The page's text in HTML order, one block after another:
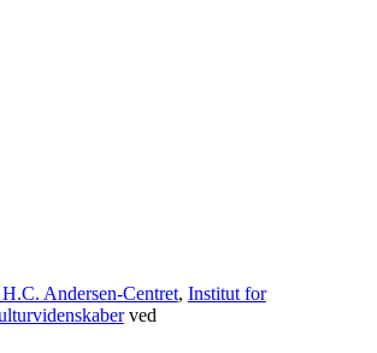
Andersen-Centret, Institut for
ved